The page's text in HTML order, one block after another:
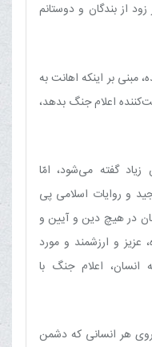
از بندگان و دوستانم
مبنی بر اینكه اهانت به
اعلام جنگ بدهد،
گفته می‌شود، امّا
و روایات اسلامی پی
در هیچ دین و آیین و
عزیز و ارزشمند و مورد
انسان، اعلام جنگ با
هر انسانی كه دشمن